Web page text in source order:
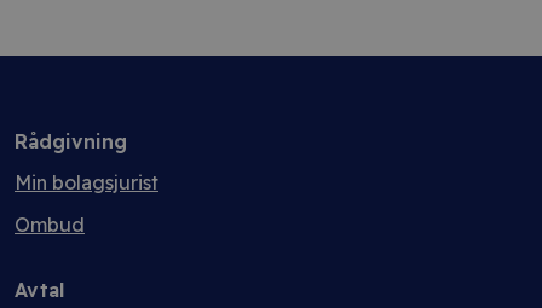
Rådgivning
Min bolagsjurist
Ombud
Avtal